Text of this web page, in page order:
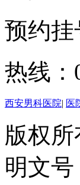
预约
热线：
西安男科医院| 医
版权
明文号